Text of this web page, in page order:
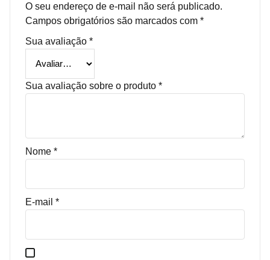
O seu endereço de e-mail não será publicado.
Campos obrigatórios são marcados com *
Sua avaliação *
Sua avaliação sobre o produto *
Nome *
E-mail *